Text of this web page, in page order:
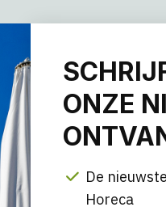
ONZE
De
Horeca